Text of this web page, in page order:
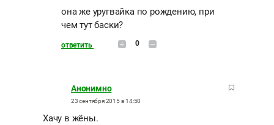
она же уругвайка по рождению, при
чем тут баски?
ответить 0
Анонимно
23 сентября 2015 в 14:50
Хачу в жёны.